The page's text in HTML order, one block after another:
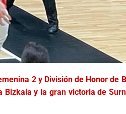
2 y División de Honor de
y la gran victoria de